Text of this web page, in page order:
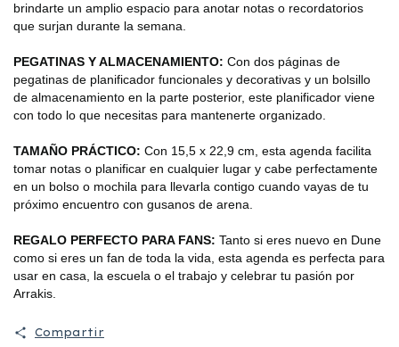
brindarte un amplio espacio para anotar notas o recordatorios
que surjan durante la semana.
PEGATINAS Y ALMACENAMIENTO: Con dos páginas de
pegatinas de planificador funcionales y decorativas y un bolsillo
de almacenamiento en la parte posterior, este planificador viene
con todo lo que necesitas para mantenerte organizado.
TAMAÑO PRÁCTICO: Con 15,5 x 22,9 cm, esta agenda facilita
tomar notas o planificar en cualquier lugar y cabe perfectamente
en un bolso o mochila para llevarla contigo cuando vayas de tu
próximo encuentro con gusanos de arena.
REGALO PERFECTO PARA FANS: Tanto si eres nuevo en Dune
como si eres un fan de toda la vida, esta agenda es perfecta para
usar en casa, la escuela o el trabajo y celebrar tu pasión por
Arrakis.
Compartir